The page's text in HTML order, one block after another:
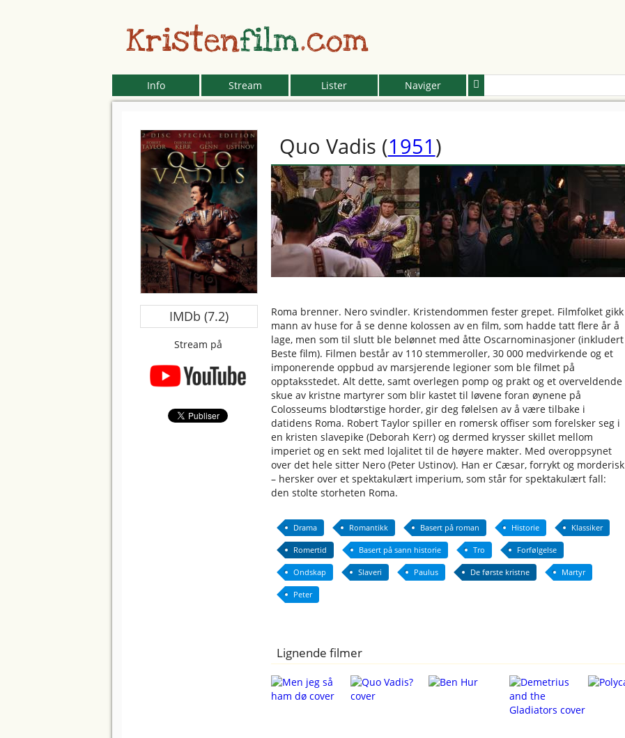
Kristenfilm.com
Info Stream Lister Naviger
IMDb (7.2)
Stream på
Quo Vadis (1951)
Roma brenner. Nero svindler. Kristendommen fester grepet. Filmfolket gikk
mann av huse for å se denne kolossen av en film, som hadde tatt flere år å
lage, men som til slutt ble belønnet med åtte Oscarnominasjoner (inkludert
Beste film). Filmen består av 110 stemmeroller, 30 000 medvirkende og et
imponerende oppbud av marsjerende legioner som ble filmet på
opptaksstedet. Alt dette, samt overlegen pomp og prakt og et overveldende
skue av kristne martyrer som blir kastet til løvene foran øynene på
Colosseums blodtørstige horder, gir deg følelsen av å være tilbake i
datidens Roma. Robert Taylor spiller en romersk offiser som forelsker seg i
en kristen slavepike (Deborah Kerr) og dermed krysser skillet mellom
imperiet og en sekt med lojalitet til de høyere makter. Med overoppsynet
over det hele sitter Nero (Peter Ustinov). Han er Cæsar, forrykt og morderisk
– hersker over et spektakulært imperium, som står for spektakulært fall:
den stolte storheten Roma.
Drama Romantikk Basert på roman Historie Klassiker
Romertid Basert på sann historie Tro Forfølgelse
Ondskap Slaveri Paulus De første kristne Martyr
Peter
Lignende filmer